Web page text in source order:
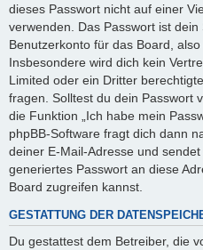
dieses Passwort nicht auf einer
verwenden. Das Passwort ist dein
Benutzerkonto für das Board,
Insbesondere wird dich kein
Limited oder ein Dritter
fragen. Solltest du dein Passwort
die Funktion „Ich habe mein
phpBB-Software fragt dich dann
deiner E-Mail-Adresse und
generiertes Passwort an diese
Board zugreifen kannst.
GESTATTUNG DER
Du gestattest dem Betreiber, die